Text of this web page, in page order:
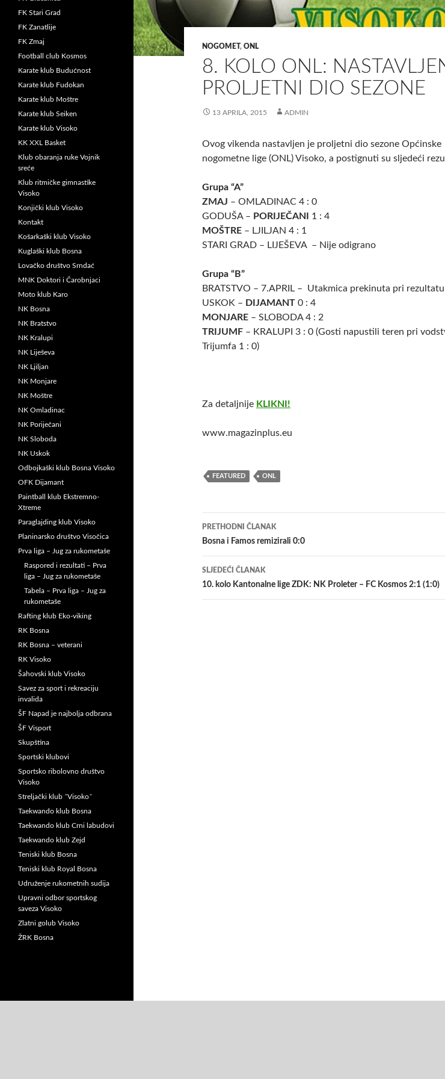
NOGOMET, ONL
8. KOLO ONL:
PROLJETNI DIO SEZONE
13 APRILA, 2015 ADMIN
Ovog vikenda nastavljen je proljetni dio sezone Općinske
nogometne lige (ONL) Visoko, a postignuti su sljedeći
Grupa “A”
ZMAJ – OMLADINAC 4 : 0
GODUŠA – PORIJEČANI
1 : 4
MOŠTRE – LJILJAN 4 : 1
STARI GRAD – LIJEŠEVA – Nije odigrano
Grupa “B”
BRATSTVO – 7.APRIL – Utakmica prekinuta pri rezultatu
USKOK – DIJAMANT 0 : 4
MONJARE – SLOBODA 4 : 2
TRIJUMF – KRALUPI 3 : 0 (Gosti napustili teren pri
Trijumfa 1 : 0)
Za detaljnije KLIKNI!
www.magazinplus.eu
FEATURED ONL
Navigacija
članaka
PRETHODNI ČLANAK
Bosna i Famos remizirali 0:0
SLJEDEĆI ČLANAK
10. kolo Kantonalne lige ZDK: NK Proleter – FC Kosmos 2:1 (1:0)
FK Stari Grad
FK Zanatlije
FK Zmaj
Football club Kosmos
Karate klub Budućnost
Karate klub Fudokan
Karate klub Moštre
Karate klub Seiken
Karate klub Visoko
KK XXL Basket
Klub obaranja ruke Vojnik
sreće
Klub ritmičke gimnastike
Visoko
Konjički klub Visoko
Kontakt
Košarkaški klub Visoko
Kuglaški klub Bosna
Lovačko društvo Srndać
MNK Doktori i Čarobnjaci
Moto klub Karo
NK Bosna
NK Bratstvo
NK Kralupi
NK Liješeva
NK Ljiljan
NK Monjare
NK Moštre
NK Omladinac
NK Poriječani
NK Sloboda
NK Uskok
Odbojkaški klub Bosna Visoko
OFK Dijamant
Paintball klub Ekstremno-
Xtreme
Paraglajding klub Visoko
Planinarsko društvo Visočica
Prva liga – Jug za rukometaše
Raspored i rezultati – Prva
liga – Jug za rukometaše
Tabela – Prva liga – Jug za
rukometaše
Rafting klub Eko-viking
RK Bosna
RK Bosna – veterani
RK Visoko
Šahovski klub Visoko
Savez za sport i rekreaciju
invalida
ŠF Napad je najbolja odbrana
ŠF Visport
Skupština
Sportski klubovi
Sportsko ribolovno društvo
Visoko
Streljački klub ˝Visoko˝
Taekwando klub Bosna
Taekwando klub Crni labudovi
Taekwando klub Zejd
Teniski klub Bosna
Teniski klub Royal Bosna
Udruženje rukometnih sudija
Upravni odbor sportskog
saveza Visoko
Zlatni golub Visoko
ŽRK Bosna